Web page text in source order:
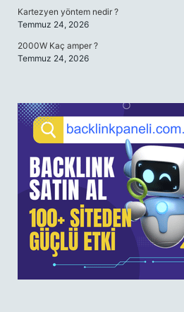
Kartezyen yöntem nedir ?
Temmuz 24, 2026
2000W Kaç amper ?
Temmuz 24, 2026